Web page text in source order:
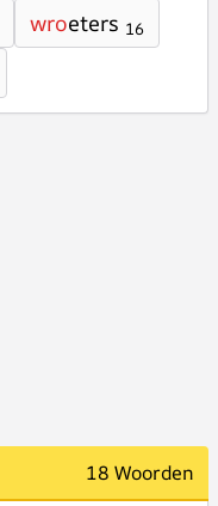
wroeters 16
18 Woorden